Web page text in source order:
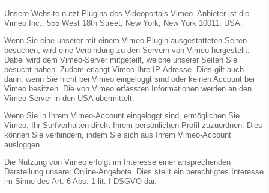
Unsere Website nutzt Plugins des Videoportals Vimeo. Anbieter ist die
Vimeo Inc., 555 West 18th Street, New York, New York 10011, USA.
Wenn Sie eine unserer mit einem Vimeo-Plugin ausgestatteten Seiten
besuchen, wird eine Verbindung zu den Servern von Vimeo hergestellt.
Dabei wird dem Vimeo-Server mitgeteilt, welche unserer Seiten Sie
besucht haben. Zudem erlangt Vimeo Ihre IP-Adresse. Dies gilt auch
dann, wenn Sie nicht bei Vimeo eingeloggt sind oder keinen Account bei
Vimeo besitzen. Die von Vimeo erfassten Informationen werden an den
Vimeo-Server in den USA übermittelt.
Wenn Sie in Ihrem Vimeo-Account eingeloggt sind, ermöglichen Sie
Vimeo, Ihr Surfverhalten direkt Ihrem persönlichen Profil zuzuordnen. Dies
können Sie verhindern, indem Sie sich aus Ihrem Vimeo-Account
ausloggen.
Die Nutzung von Vimeo erfolgt im Interesse einer ansprechenden
Darstellung unserer Online-Angebote. Dies stellt ein berechtigtes Interesse
im Sinne des Art. 6 Abs. 1 lit. f DSGVO dar.